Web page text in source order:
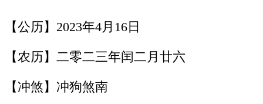
【公历】2023年4月16日
【农历】二零二三年闰二月廿六
【冲煞】冲狗煞南